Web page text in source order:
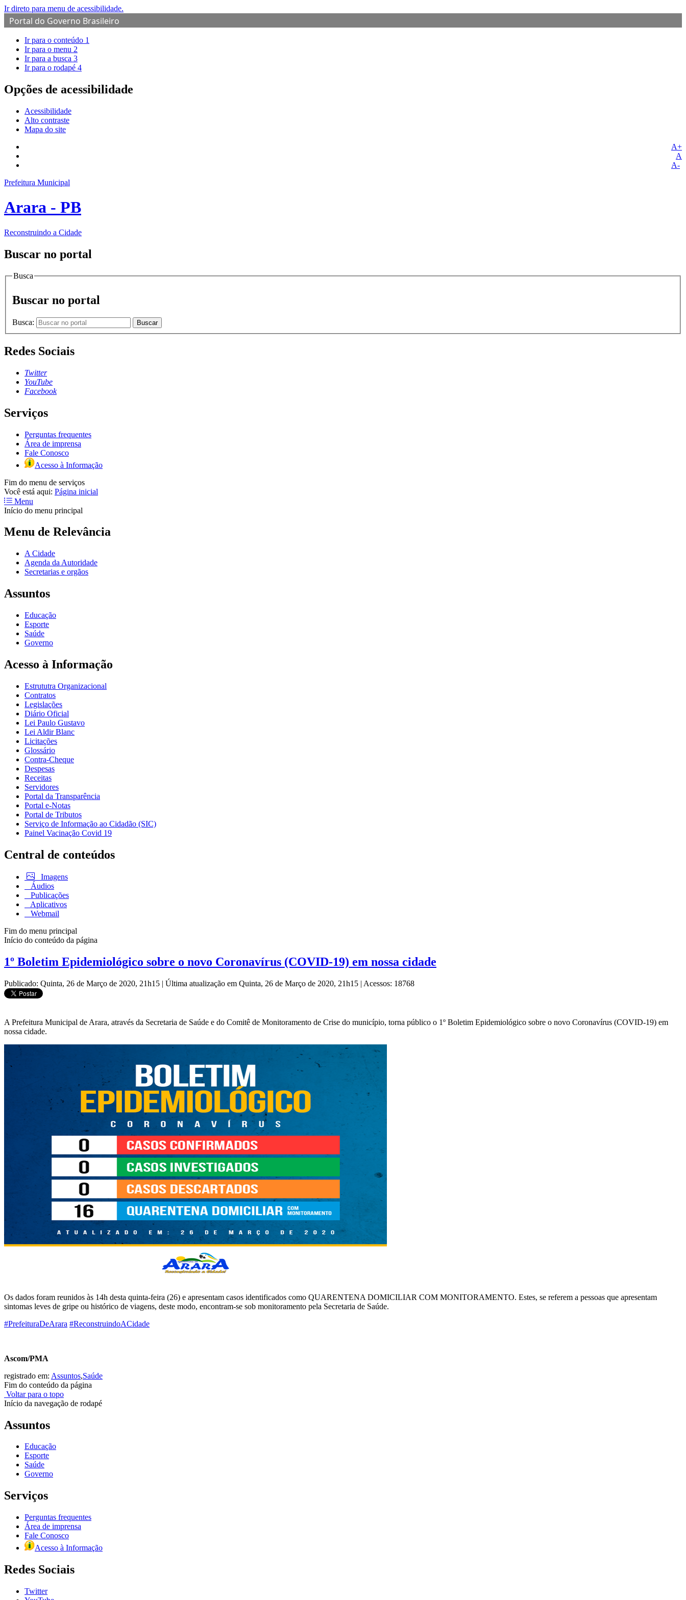
Ir direto para menu de acessibilidade.
Portal do Governo Brasileiro
Ir para o conteúdo 1
Ir para o menu 2
Ir para a busca 3
Ir para o rodapé 4
Opções de acessibilidade
Acessibilidade
Alto contraste
Mapa do site
A+
A
A-
Prefeitura Municipal
Arara - PB
Reconstruindo a Cidade
Buscar no portal
Busca
Buscar no portal
Busca: Buscar
Redes Sociais
Twitter
YouTube
Facebook
Serviços
Perguntas frequentes
Área de imprensa
Fale Conosco
Acesso à Informação
Fim do menu de serviços
Você está aqui: Página inicial
Menu
Início do menu principal
Menu de Relevância
A Cidade
Agenda da Autoridade
Secretarias e orgãos
Assuntos
Educação
Esporte
Saúde
Governo
Acesso à Informação
Estrututra Organizacional
Contratos
Legislações
Diário Oficial
Lei Paulo Gustavo
Lei Aldir Blanc
Licitações
Glossário
Contra-Cheque
Despesas
Receitas
Servidores
Portal da Transparência
Portal e-Notas
Portal de Tributos
Serviço de Informação ao Cidadão (SIC)
Painel Vacinação Covid 19
Central de conteúdos
Imagens
Áudios
Publicações
Aplicativos
Webmail
Fim do menu principal
Início do conteúdo da página
1º Boletim Epidemiológico sobre o novo Coronavírus (COVID-19) em nossa cidade
Publicado: Quinta, 26 de Março de 2020, 21h15 | Última atualização em Quinta, 26 de Março de 2020, 21h15 | Acessos: 18768
A Prefeitura Municipal de Arara, através da Secretaria de Saúde e do Comitê de Monitoramento de Crise do município, torna público o 1º Boletim Epidemiológico sobre o novo Coronavírus (COVID-19) em
nossa cidade.
Os dados foram reunidos às 14h desta quinta-feira (26) e apresentam casos identificados como QUARENTENA DOMICILIAR COM MONITORAMENTO. Estes, se referem a pessoas que apresentam
sintomas leves de gripe ou histórico de viagens, deste modo, encontram-se sob monitoramento pela Secretaria de Saúde.
#PrefeituraDeArara #ReconstruindoACidade
Ascom/PMA
registrado em: Assuntos,Saúde
Fim do conteúdo da página
Voltar para o topo
Início da navegação de rodapé
Assuntos
Educação
Esporte
Saúde
Governo
Serviços
Perguntas frequentes
Área de imprensa
Fale Conosco
Acesso à Informação
Redes Sociais
Twitter